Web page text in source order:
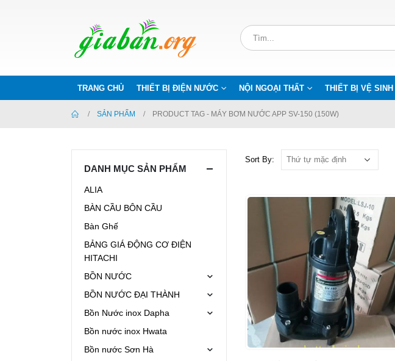
TRANG CHỦ THIẾT BỊ ĐIỆN NƯỚC NỘI NGOẠI THẤT THIẾT BỊ VỆ SINH
SẢN PHẨM PRODUCT TAG - MÁY BƠM NƯỚC APP SV-150 (150W)
Sort By:
DANH MỤC SẢN PHẨM
ALIA
BÀN CẦU BÔN CẦU
Bàn Ghế
BẢNG GIÁ ĐỘNG CƠ ĐIỆN
HITACHI
BỒN NƯỚC
BỒN NƯỚC ĐẠI THÀNH
Bồn Nước inox Dapha
Bồn nước inox Hwata
Bồn nước Sơn Hà